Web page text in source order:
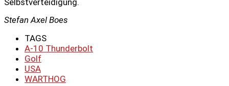
Selbstverteidigung.
Stefan Axel Boes
TAGS
A-10 Thunderbolt
Golf
USA
WARTHOG